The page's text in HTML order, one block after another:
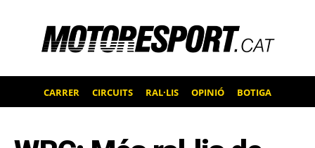
CARRER CIRCUITS RAL·LIS OPINIÓ BOTIGA